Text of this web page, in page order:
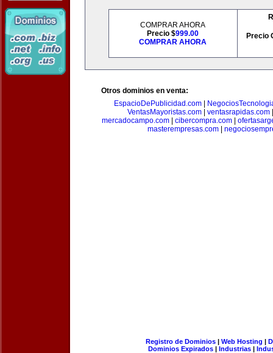
COMPRAR AHORA
Precio $999.00
COMPRAR AHORA
Precio
Otros dominios en venta:
EspacioDePublicidad.com|
VentasMayoristas.com
ventasrapidas.com
mercadocampo.com
cibercompra.com
masterempresas.com|
Registro de Dominios| Web Hosting |
Dominios Expirados | Industrias |